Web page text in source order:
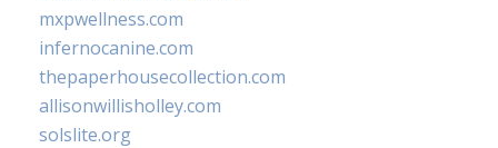
mxpwellness.com
infernocanine.com
thepaperhousecollection.com
allisonwillisholley.com
solslite.org